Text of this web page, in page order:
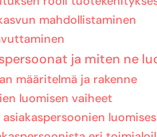
mahdollistaminen
ja miten ne
määritelmä ja rakenne
luomisen vaiheet